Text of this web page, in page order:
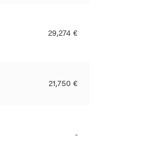
29,274 €
21,750 €
-